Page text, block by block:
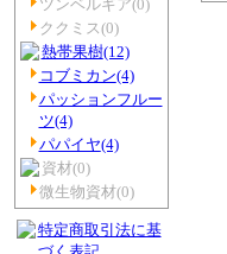
ツンベルギア(0)
ククミス(0)
熱帯果樹(12)
コブミカン(4)
パッションフルー
ツ(4)
パパイヤ(4)
資材(0)
微生物資材(0)
特定商取引法に基